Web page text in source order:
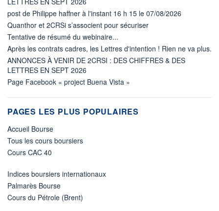
post de Philippe haffner à l'instant 16 h 15 le 07/08/2026
Quanthor et 2CRSi s’associent pour sécuriser
Tentative de résumé du webinaire...
Après les contrats cadres, les Lettres d'intention ! Rien ne va plus.
ANNONCES À VENIR DE 2CRSI : DES CHIFFRES & DES
LETTRES EN SEPT 2026
Page Facebook « project Buena Vista »
PAGES LES PLUS POPULAIRES
Accueil Bourse
Tous les cours boursiers
Cours CAC 40
Indices boursiers internationaux
Palmarès Bourse
Cours du Pétrole (Brent)